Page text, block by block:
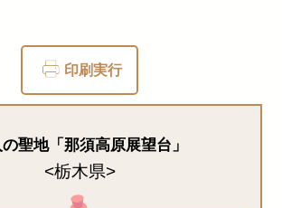
印刷実行
聖地「那須高原展望台」
<栃木県>